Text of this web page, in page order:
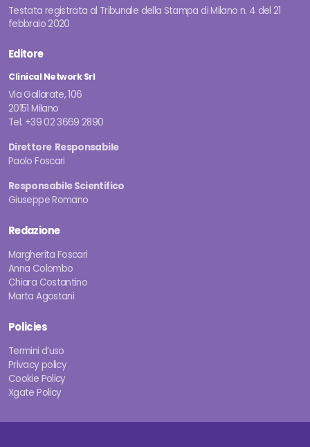
Testata registrata al Tribunale della Stampa di Milano n. 4 del 21
febbraio 2020
Editore
Clinical Network Srl
Via Gallarate, 106
20151 Milano
Tel. +39 02 3669 2890
Direttore Responsabile
Paolo Foscari
Responsabile Scientifico
Giuseppe Romano
Redazione
Margherita Foscari
Anna Colombo
Chiara Costantino
Marta Agostani
Policies
Termini d’uso
Privacy policy
Cookie Policy
Xgate Policy